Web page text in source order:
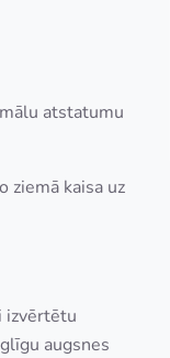
atstatumu
ziemā kaisa uz
izvērtētu
augsnes